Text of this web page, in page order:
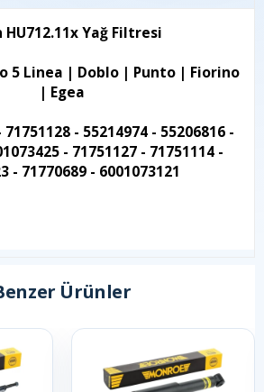
HU712.11x Yağ Filtresi
5 Linea | Doblo | Punto | Fiorino
| Egea
- 55214974 - 55206816 -
- 71751127 - 71751114 -
- 71770689 - 6001073121
Ürünler